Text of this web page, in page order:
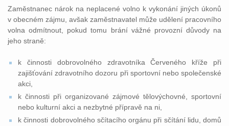
Zaměstnanec nárok na neplacené volno k vykonání jiných úkonů
v obecném zájmu, avšak zaměstnavatel může udělení pracovního
volna odmítnout, pokud tomu brání vážné provozní důvody na
jeho straně:
k činnosti dobrovolného zdravotníka Červeného kříže při
zajišťování zdravotního dozoru při sportovní nebo společenské
akci,
k činnosti při organizované zájmové tělovýchovné, sportovní
nebo kulturní akci a nezbytné přípravě na ni,
k činnosti dobrovolného sčítacího orgánu při sčítání lidu, domů